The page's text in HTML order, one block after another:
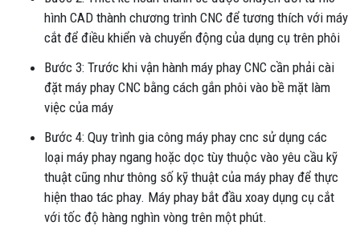
hình CAD thành chương trình CNC để tương thích với máy
cắt để điều khiển và chuyển động của dụng cụ trên phôi
Bước 3: Trước khi vận hành máy phay CNC cần phải cài
đặt máy phay CNC bằng cách gắn phôi vào bề mặt làm
việc của máy
Bước 4: Quy trình gia công máy phay cnc sử dụng các
loại máy phay ngang hoặc dọc tùy thuộc vào yêu cầu kỹ
thuật cũng như thông số kỹ thuật của máy phay để thực
hiện thao tác phay. Máy phay bắt đầu xoay dụng cụ cắt
với tốc độ hàng nghìn vòng trên một phút.